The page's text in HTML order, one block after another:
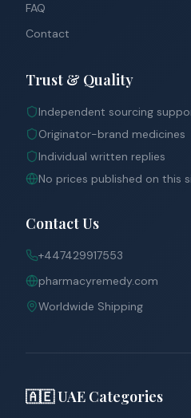
FAQ
Contact
Trust & Quality
Independent sourcing
Originator-brand medicines
Individual written replies
No prices published on this
Contact Us
+447429917553
pharmacyremedy.com
Worldwide Shipping
🇦🇪 UAE Categories